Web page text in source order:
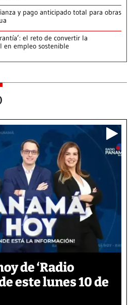
y pago anticipado total para obras
el reto de convertir la
en empleo sostenible
de ‘Radio
este lunes 10 de